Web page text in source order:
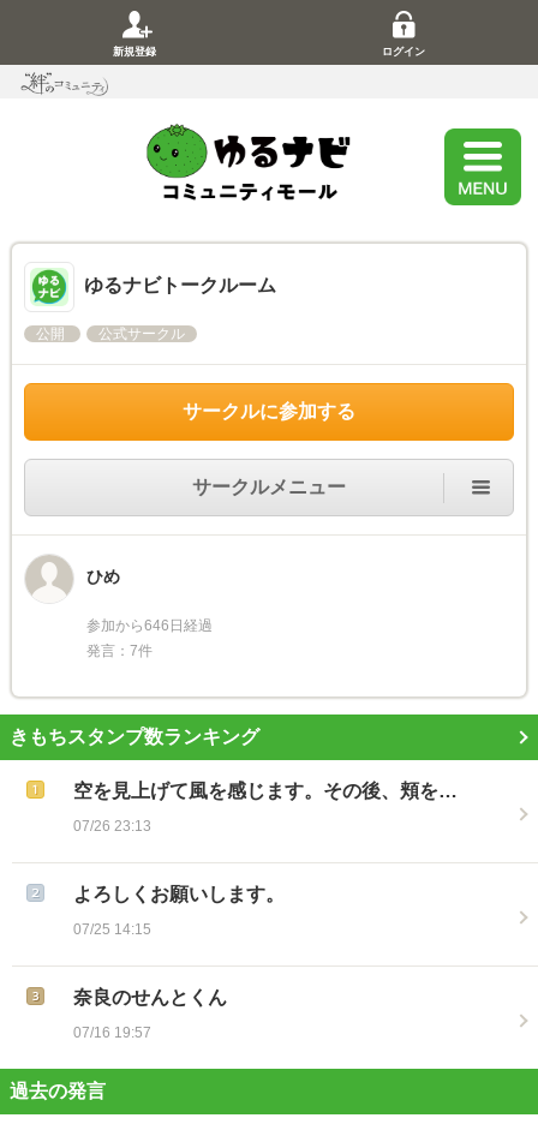
新規登録 ログイン
ゆるナビトークルーム
公開 公式サークル
サークルに参加する
サークルメニュー
ひめ
参加から646日経過
発言：7件
きもちスタンプ数ランキング
空を見上げて風を感じます。その後、頬を…
07/26 23:13
よろしくお願いします。
07/25 14:15
奈良のせんとくん
07/16 19:57
過去の発言